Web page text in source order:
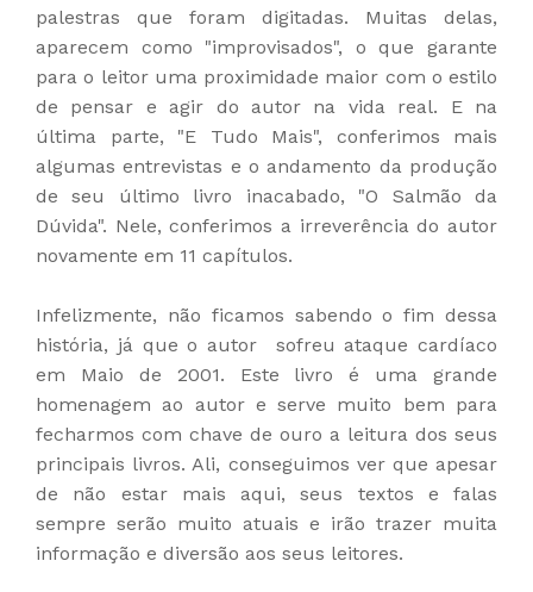
palestras que foram digitadas. Muitas delas,
aparecem como "improvisados", o que garante
para o leitor uma proximidade maior com o estilo
de pensar e agir do autor na vida real. E na
última parte, "E Tudo Mais", conferimos mais
algumas entrevistas e o andamento da produção
de seu último livro inacabado, "O Salmão da
Dúvida". Nele, conferimos a irreverência do autor
novamente em 11 capítulos.
Infelizmente, não ficamos sabendo o fim dessa
história, já que o autor sofreu ataque cardíaco
em Maio de 2001. Este livro é uma grande
homenagem ao autor e serve muito bem para
fecharmos com chave de ouro a leitura dos seus
principais livros. Ali, conseguimos ver que apesar
de não estar mais aqui, seus textos e falas
sempre serão muito atuais e irão trazer muita
informação e diversão aos seus leitores.